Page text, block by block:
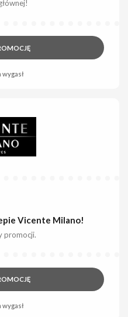
wygasł
Vicente Milano!
promocji.
wygasł